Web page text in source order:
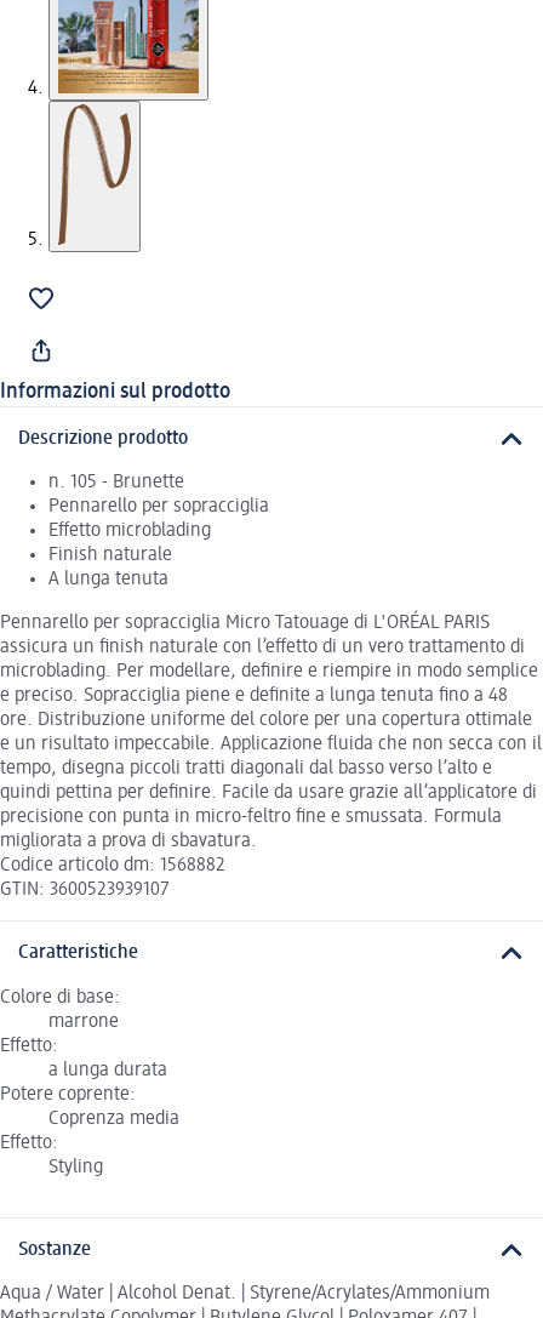
Informazioni sul prodotto
Descrizione prodotto
n. 105 - Brunette
Pennarello per sopracciglia
Effetto microblading
Finish naturale
A lunga tenuta
Pennarello per sopracciglia Micro Tatouage di L'ORÉAL PARIS
assicura un finish naturale con l’effetto di un vero trattamento di
microblading. Per modellare, definire e riempire in modo semplice
e preciso. Sopracciglia piene e definite a lunga tenuta fino a 48
ore. Distribuzione uniforme del colore per una copertura ottimale
e un risultato impeccabile. Applicazione fluida che non secca con il
tempo, disegna piccoli tratti diagonali dal basso verso l’alto e
quindi pettina per definire. Facile da usare grazie all’applicatore di
precisione con punta in micro-feltro fine e smussata. Formula
migliorata a prova di sbavatura.
Codice articolo dm: 1568882
GTIN: 3600523939107
Caratteristiche
Colore di base:
marrone
Effetto:
a lunga durata
Potere coprente:
Coprenza media
Effetto:
Styling
Sostanze
Aqua / Water | Alcohol Denat. | Styrene/Acrylates/Ammonium